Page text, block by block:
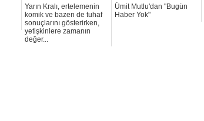
Yarın Kralı, ertelemenin
komik ve bazen de tuhaf
sonuçlarını gösterirken,
yetişkinlere zamanın
değer...
Ümit Mutlu'dan "Bugün
Haber Yok"